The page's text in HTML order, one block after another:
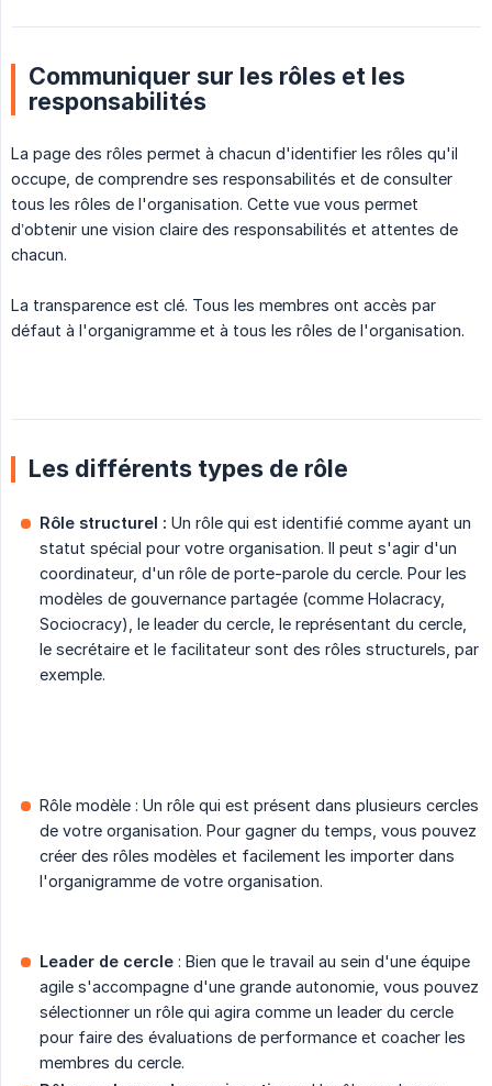
Communiquer sur les rôles et les
responsabilités
La page des rôles permet à chacun d'identifier les rôles qu'il
occupe, de comprendre ses responsabilités et de consulter
tous les rôles de l'organisation. Cette vue vous permet
d’obtenir une vision claire des responsabilités et attentes de
chacun.
La transparence est clé. Tous les membres ont accès par
défaut à l'organigramme et à tous les rôles de l'organisation.
Les différents types de rôle
Rôle structurel : Un rôle qui est identifié comme ayant un
statut spécial pour votre organisation. Il peut s'agir d'un
coordinateur, d'un rôle de porte-parole du cercle. Pour les
modèles de gouvernance partagée (comme Holacracy,
Sociocracy), le leader du cercle, le représentant du cercle,
le secrétaire et le facilitateur sont des rôles structurels, par
exemple.
Rôle modèle : Un rôle qui est présent dans plusieurs cercles
de votre organisation. Pour gagner du temps, vous pouvez
créer des rôles modèles et facilement les importer dans
l'organigramme de votre organisation.
Leader de cercle : Bien que le travail au sein d'une équipe
agile s'accompagne d'une grande autonomie, vous pouvez
sélectionner un rôle qui agira comme un leader du cercle
pour faire des évaluations de performance et coacher les
membres du cercle.